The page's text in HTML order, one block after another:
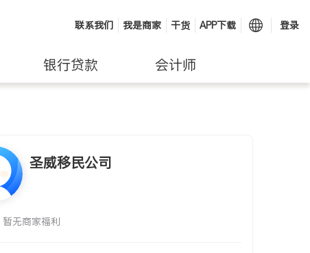
联系我们 我是商家 干货 APP下载 登录
银行贷款 会计师
圣威移民公司
暂无商家福利